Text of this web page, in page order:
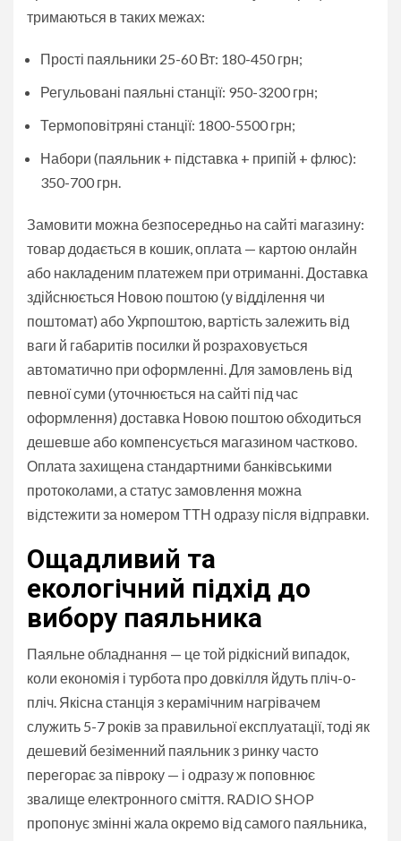
тримаються в таких межах:
Прості паяльники 25-60 Вт: 180-450 грн;
Регульовані паяльні станції: 950-3200 грн;
Термоповітряні станції: 1800-5500 грн;
Набори (паяльник + підставка + припій + флюс):
350-700 грн.
Замовити можна безпосередньо на сайті магазину:
товар додається в кошик, оплата — картою онлайн
або накладеним платежем при отриманні. Доставка
здійснюється Новою поштою (у відділення чи
поштомат) або Укрпоштою, вартість залежить від
ваги й габаритів посилки й розраховується
автоматично при оформленні. Для замовлень від
певної суми (уточнюється на сайті під час
оформлення) доставка Новою поштою обходиться
дешевше або компенсується магазином частково.
Оплата захищена стандартними банківськими
протоколами, а статус замовлення можна
відстежити за номером ТТН одразу після відправки.
Ощадливий та
екологічний підхід до
вибору паяльника
Паяльне обладнання — це той рідкісний випадок,
коли економія і турбота про довкілля йдуть пліч-о-
пліч. Якісна станція з керамічним нагрівачем
служить 5-7 років за правильної експлуатації, тоді як
дешевий безіменний паяльник з ринку часто
перегорає за півроку — і одразу ж поповнює
звалище електронного сміття. RADIO SHOP
пропонує змінні жала окремо від самого паяльника,